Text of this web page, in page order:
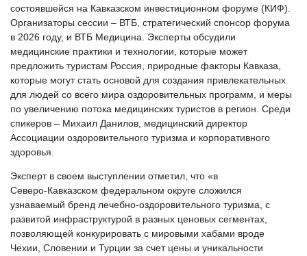
состоявшейся на Кавказском инвестиционном форуме (КИФ).
Организаторы сессии – ВТБ, стратегический спонсор форума
в 2026 году, и ВТБ Медицина. Эксперты обсудили
медицинские практики и технологии, которые может
предложить туристам Россия, природные факторы Кавказа,
которые могут стать основой для создания привлекательных
для людей со всего мира оздоровительных программ, и меры
по увеличению потока медицинских туристов в регион. Среди
спикеров – Михаил Данилов, медицинский директор
Ассоциации оздоровительного туризма и корпоративного
здоровья.
Эксперт в своем выступлении отметил, что «в
Северо‑Кавказском федеральном округе сложился
узнаваемый бренд лечебно‑оздоровительного туризма, с
развитой инфраструктурой в разных ценовых сегментах,
позволяющей конкурировать с мировыми хабами вроде
Чехии, Словении и Турции за счет цены и уникальности